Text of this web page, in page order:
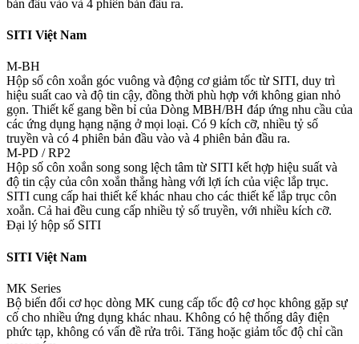
bản đầu vào và 4 phiên bản đầu ra.
SITI Việt Nam
M-BH
Hộp số côn xoắn góc vuông và động cơ giảm tốc từ SITI, duy trì
hiệu suất cao và độ tin cậy, đồng thời phù hợp với không gian nhỏ
gọn. Thiết kế gang bền bỉ của Dòng MBH/BH đáp ứng nhu cầu của
các ứng dụng hạng nặng ở mọi loại. Có 9 kích cỡ, nhiều tỷ số
truyền và có 4 phiên bản đầu vào và 4 phiên bản đầu ra.
M-PD / RP2
Hộp số côn xoắn song song lệch tâm từ SITI kết hợp hiệu suất và
độ tin cậy của côn xoắn thẳng hàng với lợi ích của việc lắp trục.
SITI cung cấp hai thiết kế khác nhau cho các thiết kế lắp trục côn
xoắn. ​​Cả hai đều cung cấp nhiều tỷ số truyền, với nhiều kích cỡ.
Đại lý hộp số SITI
SITI Việt Nam
MK Series
Bộ biến đổi cơ học dòng MK cung cấp tốc độ cơ học không gặp sự
cố cho nhiều ứng dụng khác nhau. Không có hệ thống dây điện
phức tạp, không có vấn đề rửa trôi. Tăng hoặc giảm tốc độ chỉ cần